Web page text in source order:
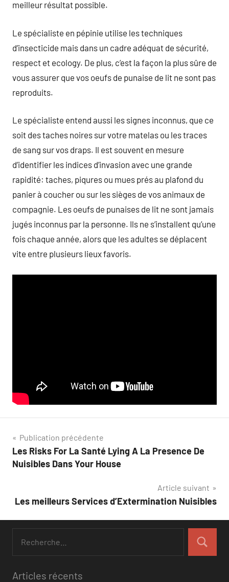
meilleur résultat possible.
Le spécialiste en pépinie utilise les techniques
d’insecticide mais dans un cadre adéquat de sécurité,
respect et ecology. De plus, c’est la façon la plus sûre de
vous assurer que vos oeufs de punaise de lit ne sont pas
reproduits.
Le spécialiste entend aussi les signes inconnus, que ce
soit des taches noires sur votre matelas ou les traces
de sang sur vos draps. Il est souvent en mesure
d’identifier les indices d’invasion avec une grande
rapidité: taches, piqures ou mues prés au plafond du
panier à coucher ou sur les sièges de vos animaux de
compagnie. Les oeufs de punaises de lit ne sont jamais
jugés inconnus par la personne. Ils ne s’installent qu’une
fois chaque année, alors que les adultes se déplacent
vite entre plusieurs lieux favoris.
Navigation
de
Publication précédente
Les Risks For La Santé Lying A La Presence De
Nuisibles Dans Your House
Article suivant
Les meilleurs Services d’Extermination Nuisibles
pour
Articles récents